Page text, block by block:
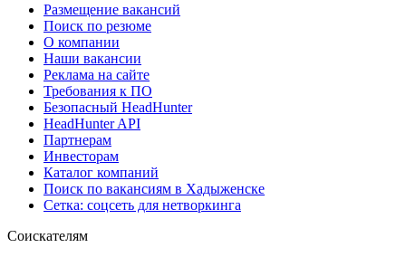
Размещение вакансий
Поиск по резюме
О компании
Наши вакансии
Реклама на сайте
Требования к ПО
Безопасный HeadHunter
HeadHunter API
Партнерам
Инвесторам
Каталог компаний
Поиск по вакансиям в Хадыженске
Сетка: соцсеть для нетворкинга
Соискателям